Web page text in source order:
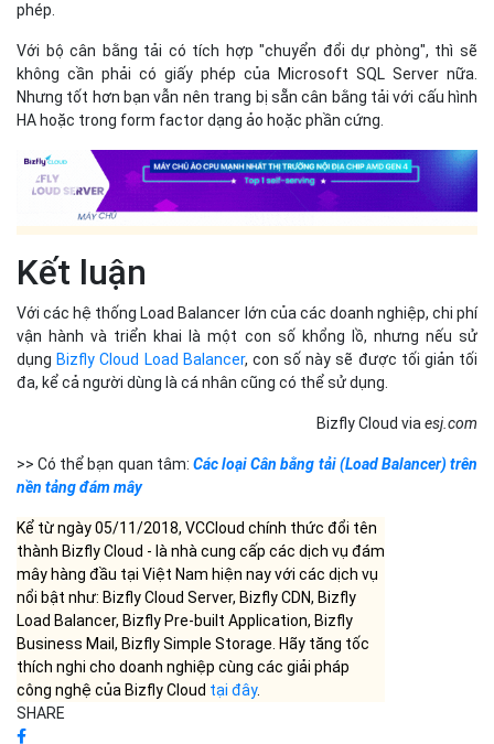
phép.
Với bộ cân bằng tải có tích hợp "chuyển đổi dự phòng", thì sẽ
không cần phải có giấy phép của Microsoft SQL Server nữa.
Nhưng tốt hơn bạn vẫn nên trang bị sẵn cân bằng tải với cấu hình
HA hoặc trong form factor dạng ảo hoặc phần cứng.
Kết luận
Với các hệ thống Load Balancer lớn của các doanh nghiệp, chi phí
vận hành và triển khai là một con số khổng lồ, nhưng nếu sử
dụng Bizfly Cloud Load Balancer, con số này sẽ được tối giản tối
đa, kể cả người dùng là cá nhân cũng có thể sử dụng.
Bizfly Cloud viaesj.com
>> Có thể bạn quan tâm: Các loại Cân bằng tải (Load Balancer) trên
nền tảng đám mây
Kể từ ngày 05/11/2018, VCCloud chính thức đổi tên
thành Bizfly Cloud - là nhà cung cấp các dịch vụ đám
mây hàng đầu tại Việt Nam hiện nay với các dịch vụ
nổi bật như: Bizfly Cloud Server, Bizfly CDN, Bizfly
Load Balancer, Bizfly Pre-built Application, Bizfly
Business Mail, Bizfly Simple Storage. Hãy tăng tốc
thích nghi cho doanh nghiệp cùng các giải pháp
công nghệ của Bizfly Cloud tại đây.
SHARE